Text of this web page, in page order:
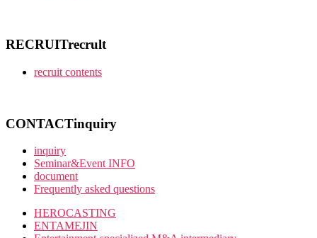
RECRUITrecrult
recruit contents
CONTACTinquiry
inquiry
Seminar&Event INFO
document
Frequently asked questions
HEROCASTING
ENTAMEJIN